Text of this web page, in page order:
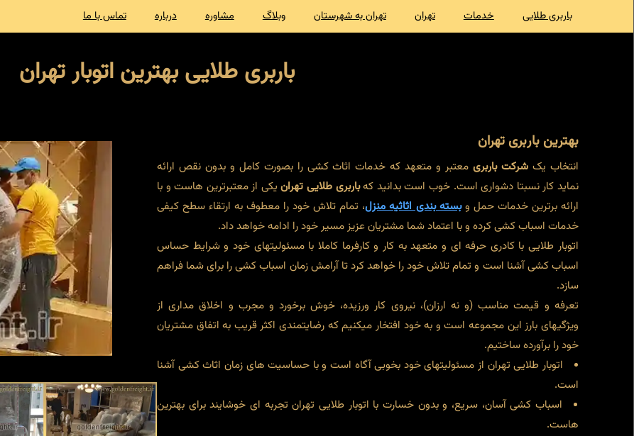
باربری طلایی خدمات تهران تهران به شهرستان وبلاگ مشاوره درباره تماس با ما
باربری طلایی بهترین اتوبار تهران
بهترین باربری تهران
انتخاب یکشرکت باربریمعتبر و متعهد که خدمات اثاث کشی را بصورت کامل و بدون نقص ارائه
نماید کار نسبتا دشواری است. خوب است بدانید کهباربری طلایی تهرانیکی از معتبرترین هاست و با
ارائه برترین خدمات حمل وبسته بندی اثاثیه منزل، تمام تلاش خود را معطوف به ارتقاء سطح کیفی
خدمات اسباب کشی کرده و با اعتماد شما مشتریان عزیز مسیر خود را ادامه خواهد داد.
اتوبار طلایی با کادری حرفه ای و متعهد به کار و کارفرما کاملا با مسئولیتهای خود و شرایط حساس
اسباب کشی آشنا است و تمام تلاش خود را خواهد کرد تا آرامش زمان اسباب کشی را برای شما فراهم
سازد.
تعرفه و قیمت مناسب (و نه ارزان)، نیروی کار ورزیده، خوش برخورد و مجرب و اخلاق مداری از
ویژگیهای بارز این مجموعه است و به خود افتخار میکنیم که رضایتمندی اکثر قریب به اتفاق مشتریان
خود را برآورده ساختیم.
اتوبار طلایی تهران از مسئولیتهای خود بخوبی آگاه است و با حساسیت های زمان اثاث کشی آشنا
است.
اسباب کشی آسان، سریع، و بدون خسارت با اتوبار طلایی تهران تجربه ای خوشایند برای بهترین
هاست.